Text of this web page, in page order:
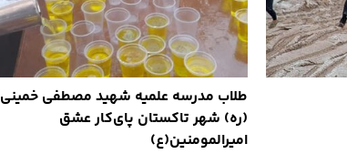
طلاب مدرسه علمیه شهید مصطفی خمینی
(ره) شهر تاکستان پای‌کار عشق
امیرالمومنین(ع)